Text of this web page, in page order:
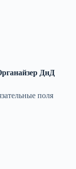
ДнД
поля